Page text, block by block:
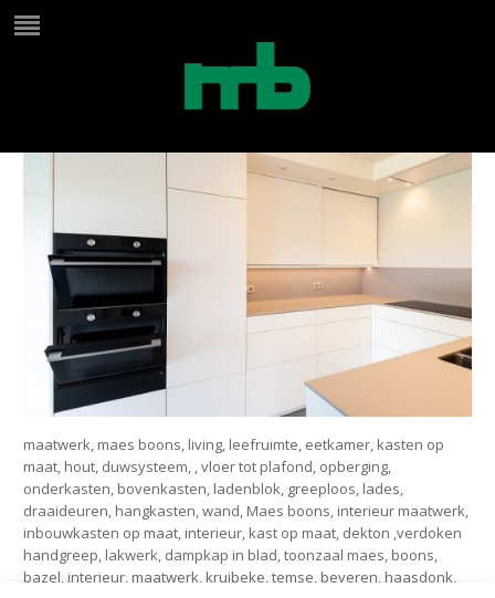
ingouwde keuken schuifdeur
maatwerk, maes boons, living, leefruimte, eetkamer, kasten op
maat, hout, duwsysteem, , vloer tot plafond, opberging,
onderkasten, bovenkasten, ladenblok, greeploos, lades,
draaideuren, hangkasten, wand, Maes boons, interieur maatwerk,
inbouwkasten op maat, interieur, kast op maat, dekton ,verdoken
handgreep, lakwerk, dampkap in blad, toonzaal maes, boons,
bazel, interieur, maatwerk, kruibeke, temse, beveren, haasdonk,